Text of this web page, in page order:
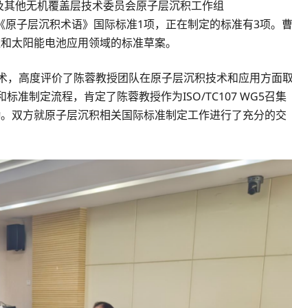
他无机覆盖层技术委员会原子层沉积工作组
原子层沉积术语》国际标准1项，正在制定的标准有3项。曹
太阳能电池应用领域的标准草案。
高度评价了陈蓉教授团队在原子层沉积技术和应用方面
准制定流程，肯定了陈蓉教授作为ISO/TC107 WG5召集
双方就原子层沉积相关国际标准制定工作进行了充分的交